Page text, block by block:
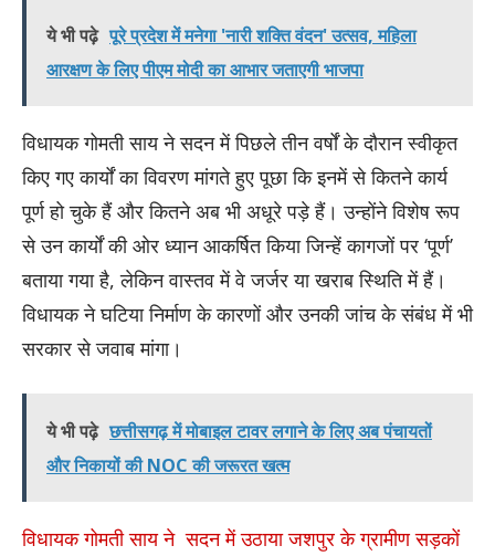
ये भी पढ़े पूरे प्रदेश में मनेगा 'नारी शक्ति वंदन' उत्सव, महिला
आरक्षण के लिए पीएम मोदी का आभार जताएगी भाजपा
​विधायक गोमती साय ने सदन में पिछले तीन वर्षों के दौरान स्वीकृत
किए गए कार्यों का विवरण मांगते हुए पूछा कि इनमें से कितने कार्य
पूर्ण हो चुके हैं और कितने अब भी अधूरे पड़े हैं। उन्होंने विशेष रूप
से उन कार्यों की ओर ध्यान आकर्षित किया जिन्हें कागजों पर ‘पूर्ण’
बताया गया है, लेकिन वास्तव में वे जर्जर या खराब स्थिति में हैं।
विधायक ने घटिया निर्माण के कारणों और उनकी जांच के संबंध में भी
सरकार से जवाब मांगा।
ये भी पढ़े छत्तीसगढ़ में मोबाइल टावर लगाने के लिए अब पंचायतों
और निकायों की NOC की जरूरत खत्म
विधायक गोमती साय ने सदन में उठाया जशपुर के ग्रामीण सड़कों